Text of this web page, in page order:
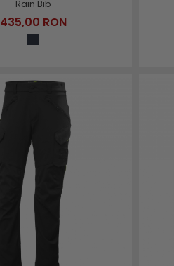
Rain Bib
435,00 RON